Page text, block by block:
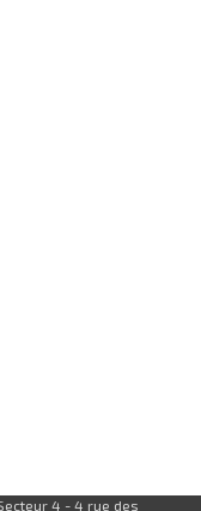
Secteur 4 - 4 rue des